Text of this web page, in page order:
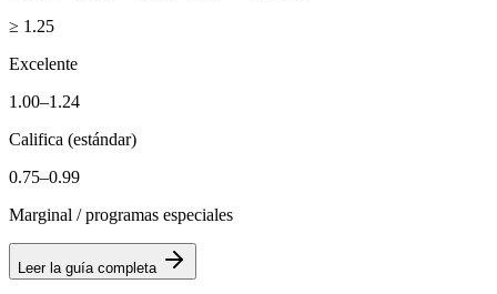
≥ 1.25
Excelente
1.00–1.24
Califica (estándar)
0.75–0.99
Marginal / programas especiales
Leer la guía completa